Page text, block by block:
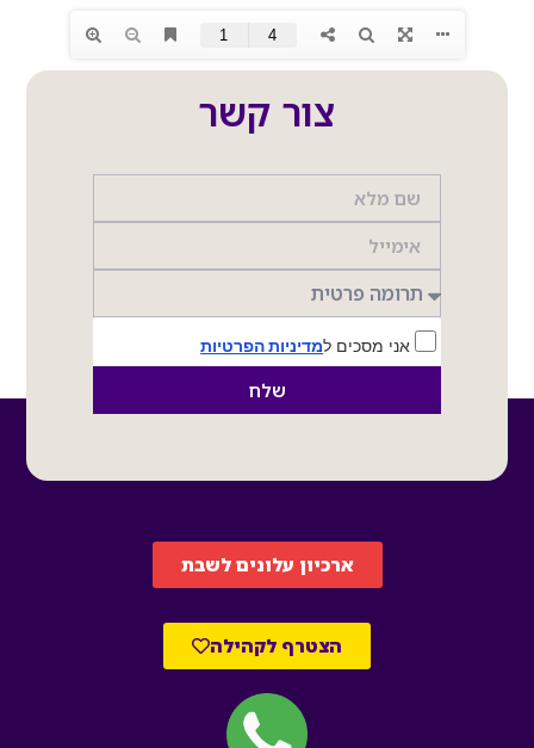
צור קשר
אני מסכים למדיניות הפרטיות
שלח
ארכיון עלונים לשבת
הצטרף לקהילה